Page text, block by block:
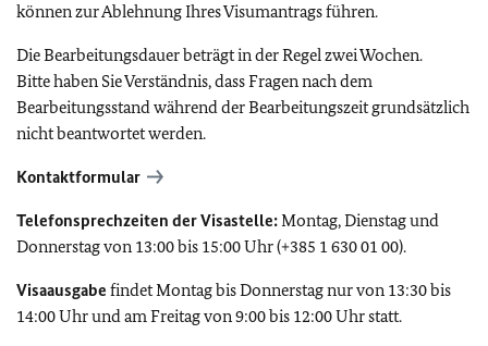
können zur Ablehnung Ihres Visumantrags führen.
Die Bearbeitungsdauer beträgt in der Regel zwei Wochen.
Bitte haben Sie Verständnis, dass Fragen nach dem
Bearbeitungsstand während der Bearbeitungszeit grundsätzlich
nicht beantwortet werden.
Kontaktformular
Telefonsprechzeiten der Visastelle:Montag, Dienstag und
Donnerstag von 13:00 bis 15:00 Uhr (+385 1 630 01 00).
Visaausgabe findet Montag bis Donnerstag nur von 13:30 bis
14:00 Uhr und am Freitag von 9:00 bis 12:00 Uhr statt.